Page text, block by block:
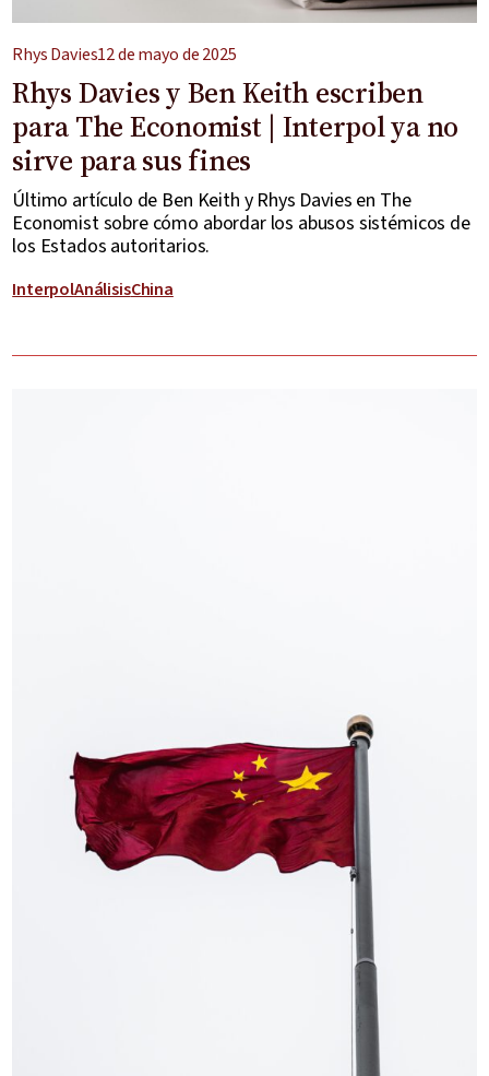
Rhys Davies12 de mayo de 2025
Rhys Davies y Ben Keith escriben
para The Economist | Interpol ya no
sirve para sus fines
Último artículo de Ben Keith y Rhys Davies en The
Economist sobre cómo abordar los abusos sistémicos de
los Estados autoritarios.
InterpolAnálisisChina